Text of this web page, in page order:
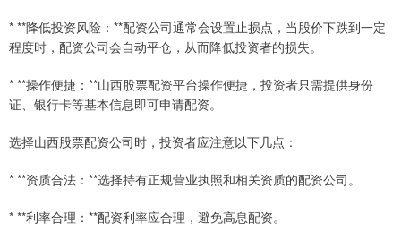
* **降低投资风险：**配资公司通常会设置止损点，当股价下跌到一定
程度时，配资公司会自动平仓，从而降低投资者的损失。
* **操作便捷：**山西股票配资平台操作便捷，投资者只需提供身份
证、银行卡等基本信息即可申请配资。
选择山西股票配资公司时，投资者应注意以下几点：
* **资质合法：**选择持有正规营业执照和相关资质的配资公司。
* **利率合理：**配资利率应合理，避免高息配资。